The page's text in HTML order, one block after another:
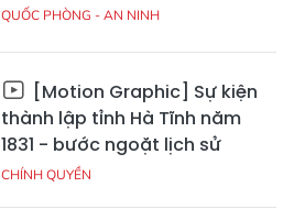
QUỐC PHÒNG - AN NINH
[Motion Graphic] Sự kiện
thành lập tỉnh Hà Tĩnh năm
1831 - bước ngoặt lịch sử
CHÍNH QUYỀN